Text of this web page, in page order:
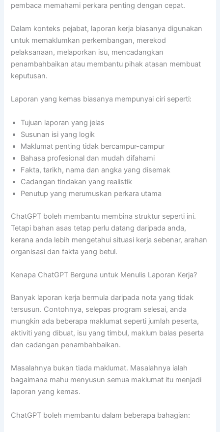
pembaca memahami perkara penting dengan cepat.
Dalam konteks pejabat, laporan kerja biasanya digunakan
untuk memaklumkan perkembangan, merekod
pelaksanaan, melaporkan isu, mencadangkan
penambahbaikan atau membantu pihak atasan membuat
keputusan.
Laporan yang kemas biasanya mempunyai ciri seperti:
Tujuan laporan yang jelas
Susunan isi yang logik
Maklumat penting tidak bercampur-campur
Bahasa profesional dan mudah difahami
Fakta, tarikh, nama dan angka yang disemak
Cadangan tindakan yang realistik
Penutup yang merumuskan perkara utama
ChatGPT boleh membantu membina struktur seperti ini.
Tetapi bahan asas tetap perlu datang daripada anda,
kerana anda lebih mengetahui situasi kerja sebenar, arahan
organisasi dan fakta yang betul.
Kenapa ChatGPT Berguna untuk Menulis Laporan Kerja?
Banyak laporan kerja bermula daripada nota yang tidak
tersusun. Contohnya, selepas program selesai, anda
mungkin ada beberapa maklumat seperti jumlah peserta,
aktiviti yang dibuat, isu yang timbul, maklum balas peserta
dan cadangan penambahbaikan.
Masalahnya bukan tiada maklumat. Masalahnya ialah
bagaimana mahu menyusun semua maklumat itu menjadi
laporan yang kemas.
ChatGPT boleh membantu dalam beberapa bahagian: